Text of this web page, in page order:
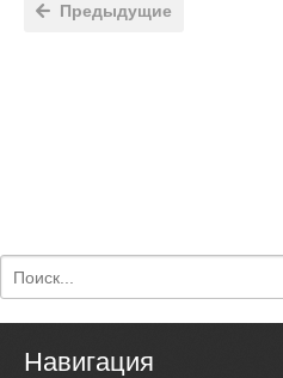
Предыдущие
Навигация